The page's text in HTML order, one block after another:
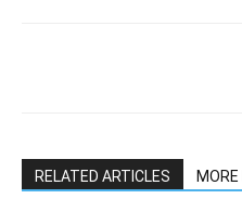
RELATED ARTICLES